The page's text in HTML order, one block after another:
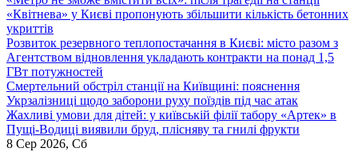
«Квітнева» у Києві пропонують збільшити кількість бетонних
укриттів
Розвиток резервного теплопостачання в Києві: місто разом з
Агентством відновлення укладають контракти на понад 1,5
ГВт потужностей
Смертельний обстріл станції на Київщині: пояснення
Укрзалізниці щодо заборони руху поїздів під час атак
Жахливі умови для дітей: у київській філії табору «Артек» в
Пущі-Водиці виявили бруд, плісняву та гнилі фрукти
8 Сер 2026, Сб